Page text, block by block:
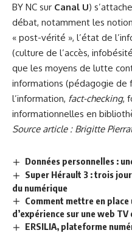
BY NC sur Canal U)
débat, notamment les
« post-vérité », l’état de
(culture de l’accès,
que les moyens de lutte
informations (pédagogie de
l’information, fact-checking,
informationnelles en
Source article : Brigitte
Données personnelles :
Super Hérault 3 : trois
du numérique
Comment mettre en
d’expérience sur une web
ERSILIA, plateforme